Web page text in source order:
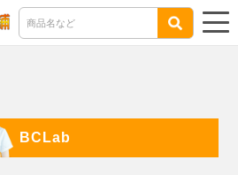
BCLab